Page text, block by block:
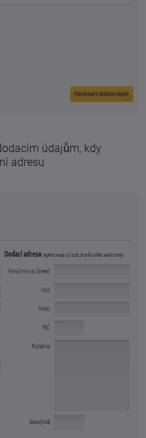
údajům, kdy
adresu